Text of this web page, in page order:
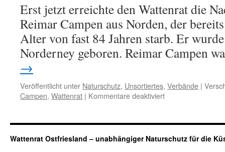
Erst jetzt erreichte den Wattenrat die
Reimar Campen aus Norden, der
Alter von fast 84 Jahren starb. Er
Norderney geboren. Reimar Campen
→
Veröffentlicht unter Naturschutz, Unsortiertes, Verbände |
Campen, Wattenrat | Kommentare deaktiviertfür
verstorben:
ein
Wattenrat Ostfriesland – unabhängiger Naturschutz für die